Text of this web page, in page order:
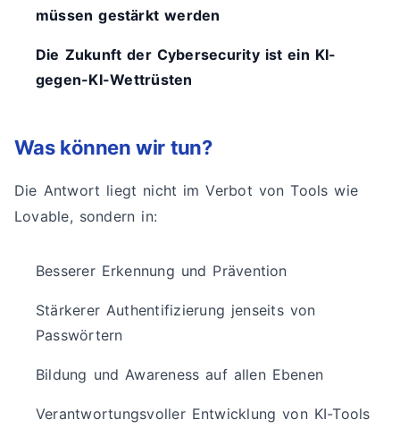
müssen gestärkt werden
Die Zukunft der Cybersecurity ist ein KI-
gegen-KI-Wettrüsten
Was können wir tun?
Die Antwort liegt nicht im Verbot von Tools wie
Lovable, sondern in:
Besserer Erkennung und Prävention
Stärkerer Authentifizierung jenseits von
Passwörtern
Bildung und Awareness auf allen Ebenen
Verantwortungsvoller Entwicklung von KI-Tools